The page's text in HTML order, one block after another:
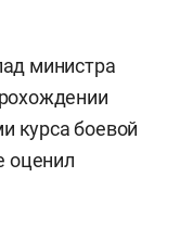
министра
курса боевой
оценил